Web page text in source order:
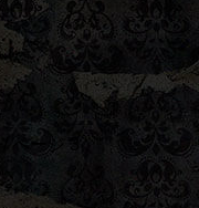
/ ページ 3